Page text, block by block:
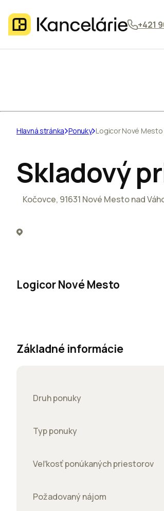
+421
Hlavná stránka Ponuky Logicor Nové Mesto
Skladový
Kočovce, 91631 Nové Mesto nad
Logicor Nové Mesto
Základné informácie
Druh ponuky
Typ ponuky
Veľkosť ponúkaných priestorov
Požadovaný nájom